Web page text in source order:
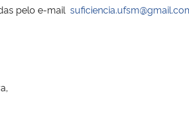
pelo e-mail